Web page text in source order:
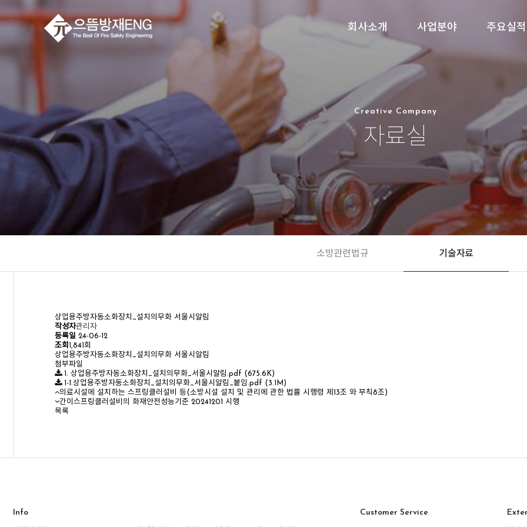
회사소개 사업분야 주요실적
Creative Company
자료실
소방관련법규 기술자료
상업용주방자동소화장치_설치의무화 서울시알림
작성자관리자
등록일 24-06-12
조회 1,841회
상업용주방자동소화장치_설치의무화 서울시알림
첨부파일
1. 상업용주방자동소화장치_설치의무화_서울시알림.pdf (675.6K)
1-1.상업용주방자동소화장치_설치의무화_서울시알림_붙임.pdf (3.1M)
의료시설에 설치하는 스프링클러설비 등(소방시설 설치 및 관리에 관한 법률 시행령 제13조 와 부칙8조)
간이스프링클러설비의 화재안전성능기준 20241201 시행
목록
Info Customer Service